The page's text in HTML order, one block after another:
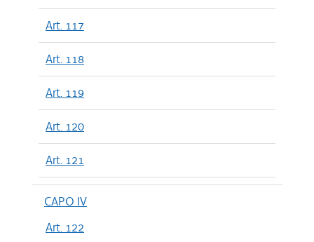
Art. 117
Art. 118
Art. 119
Art. 120
Art. 121
CAPO IV
Art. 122